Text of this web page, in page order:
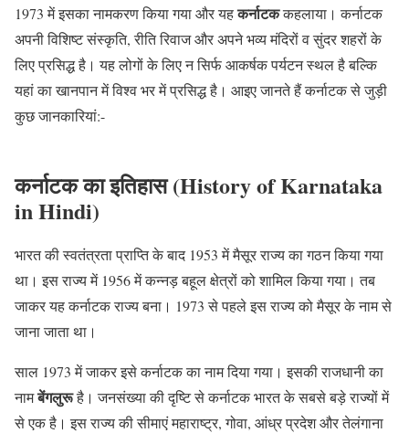
1973 में इसका नामकरण किया गया और यहकर्नाटककहलाया। कर्नाटक
अपनी विशिष्ट संस्कृति, रीति रिवाज और अपने भव्य मंदिरों व सुंदर शहरों के
लिए प्रसिद्ध है। यह लोगों के लिए न सिर्फ आकर्षक पर्यटन स्थल है बल्कि
यहां का खानपान में विश्व भर में प्रसिद्ध है। आइए जानते हैं कर्नाटक से जुड़ी
कुछ जानकारियां:-
कर्नाटक का इतिहास (History of Karnataka
in Hindi)
भारत की स्वतंत्रता प्राप्ति के बाद 1953 में मैसूर राज्य का गठन किया गया
था। इस राज्य में 1956 में कन्नड़ बहूल क्षेत्रों को शामिल किया गया। तब
जाकर यह कर्नाटक राज्य बना। 1973 से पहले इस राज्य को मैसूर के नाम से
जाना जाता था।
साल 1973 में जाकर इसे कर्नाटक का नाम दिया गया। इसकी राजधानी का
नामबेंगलुरूहै। जनसंख्या की दृष्टि से कर्नाटक भारत के सबसे बड़े राज्यों में
से एक है। इस राज्य की सीमाएं महाराष्ट्र, गोवा, आंध्र प्रदेश और तेलंगाना